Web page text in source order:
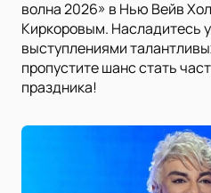
волна 2026» в Нью Вейв
Киркоровым. Насладитесь
выступлениями
пропустите шанс стать
праздника!